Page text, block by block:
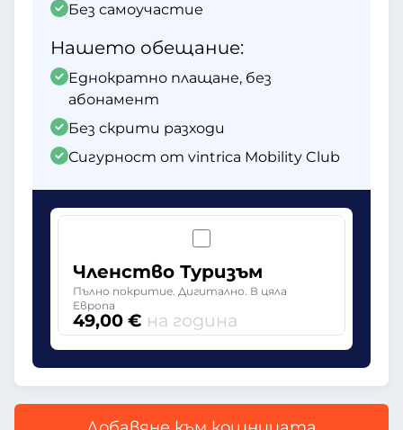
Без самоучастие
Нашето обещание:
Еднократно плащане, без
абонамент
Без скрити разходи
Сигурност от vintrica Mobility Club
Членство Туризъм
Пълно покритие. Дигитално. В цяла
Европа
49,00 € на година